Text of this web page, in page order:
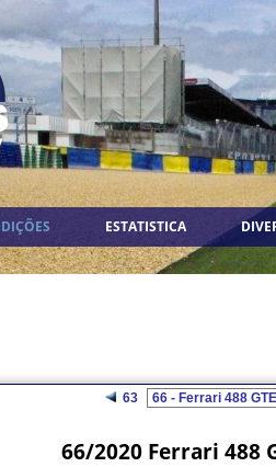
ESTATISTICA
63
66/2020 Ferrari 488